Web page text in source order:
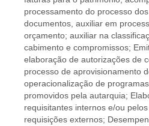
processamento do processo
documentos, auxiliar em
orçamento; auxiliar na
cabimento e compromissos;
elaboração de autorizações de
processo de aprovisionamento
operacionalização de
promovidos pela autarquia;
requisitantes internos e/ou
requisições externos;